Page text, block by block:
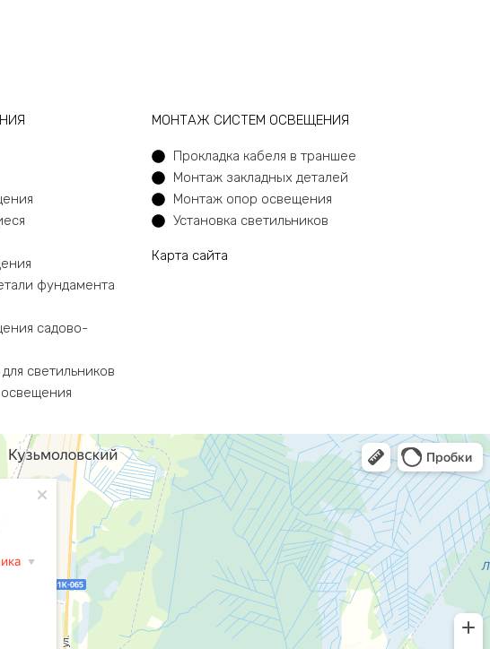
фундамента
садово-
светильников
МОНТАЖ СИСТЕМ ОСВЕЩЕНИЯ
Прокладка кабеля в траншее
Монтаж закладных деталей
Монтаж опор освещения
Установка светильников
Карта сайта